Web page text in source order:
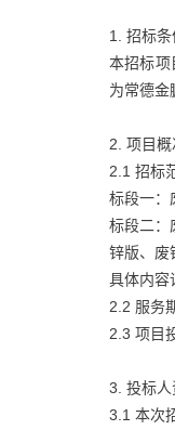
1. 招标条
本招标项
为常德金
2. 项目
2.1 招标
标段一：
标段二：
锌版、废
具体内容
2.2 服务
2.3 项目
3. 投标
3.1 本次